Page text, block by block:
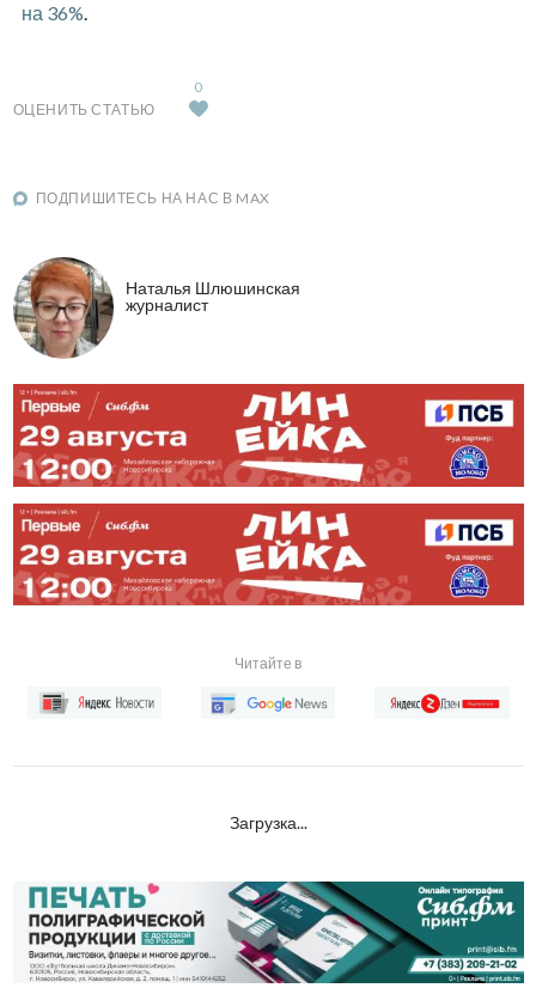
на 36%.
ОЦЕНИТЬ СТАТЬЮ
0
ПОДПИШИТЕСЬ НА НАС В MAX
Наталья Шлюшинская
журналист
Читайте в
Загрузка...